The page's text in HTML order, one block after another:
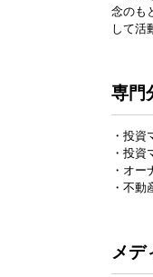
念のも
して活
専門
・投資
・投資
・オー
・不動
メデ